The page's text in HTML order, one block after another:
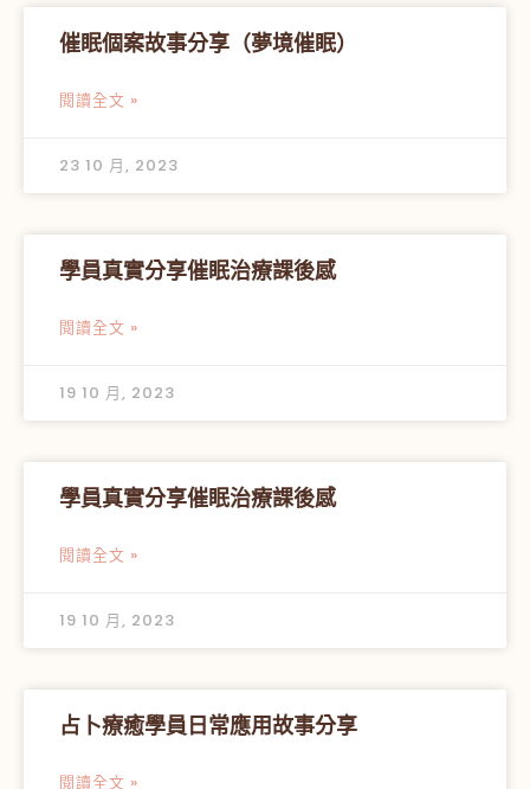
催眠個案故事分享（夢境催眠）
閱讀全文 »
23 10 月, 2023
學員真實分享催眠治療課後感
閱讀全文 »
19 10 月, 2023
學員真實分享催眠治療課後感
閱讀全文 »
19 10 月, 2023
占卜療癒學員日常應用故事分享
閱讀全文 »